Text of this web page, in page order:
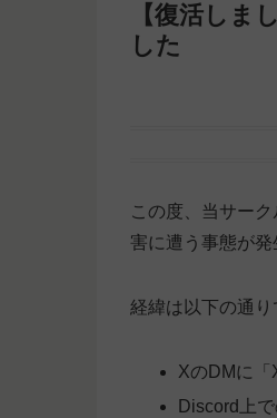
【復活しま
した
この度、当サー
害に遭う事態が発
経緯は以下の通り
XのDMに「
Discord上